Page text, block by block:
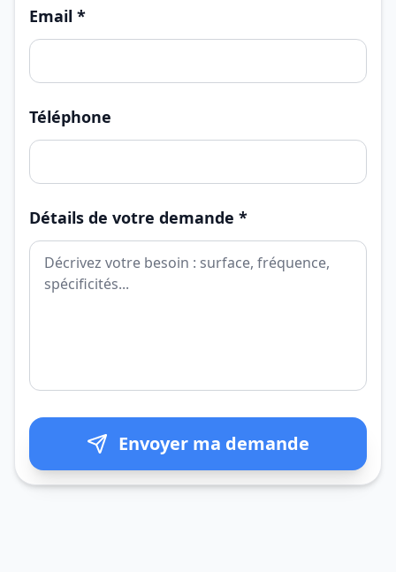
Email *
Téléphone
Détails de votre demande *
Envoyer ma demande